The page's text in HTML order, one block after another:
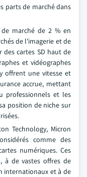
parts de marché dans
marché de 2 % en
de l'imagerie et de
cartes SD haut de
et vidéographes
offrent une vitesse et
accrue, mettant
professionnels et les
position de niche sur
Technology, Micron
comme des
numériques. Ces
à de vastes offres de
internationaux et à de